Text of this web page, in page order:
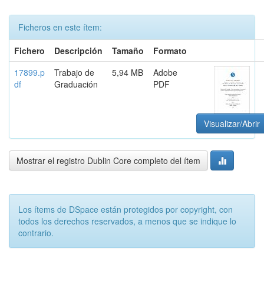
Ficheros en este ítem:
Fichero
Descripción Tamaño
Formato
17899.p
df
Trabajo de
Graduación
5,94 MB
Adobe
PDF
Visualizar/Abrir
Mostrar el registro Dublin Core completo del ítem
Los ítems de DSpace están protegidos por copyright, con
todos los derechos reservados, a menos que se indique lo
contrario.